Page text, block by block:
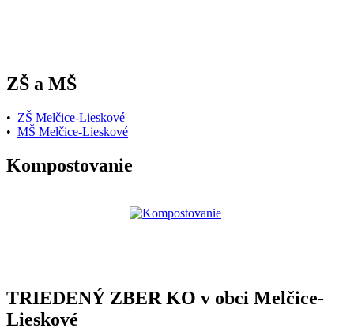
ZŠ a MŠ
• ZŠ Melčice-Lieskové
• MŠ Melčice-Lieskové
Kompostovanie
TRIEDENÝ ZBER KO v obci Melčice-
Lieskové